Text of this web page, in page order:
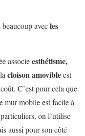
avecles
associeesthétisme,
cloison amovibleest
C’est pour cela que
mur mobile est facile à
on l’utilise
aussi pour son côté